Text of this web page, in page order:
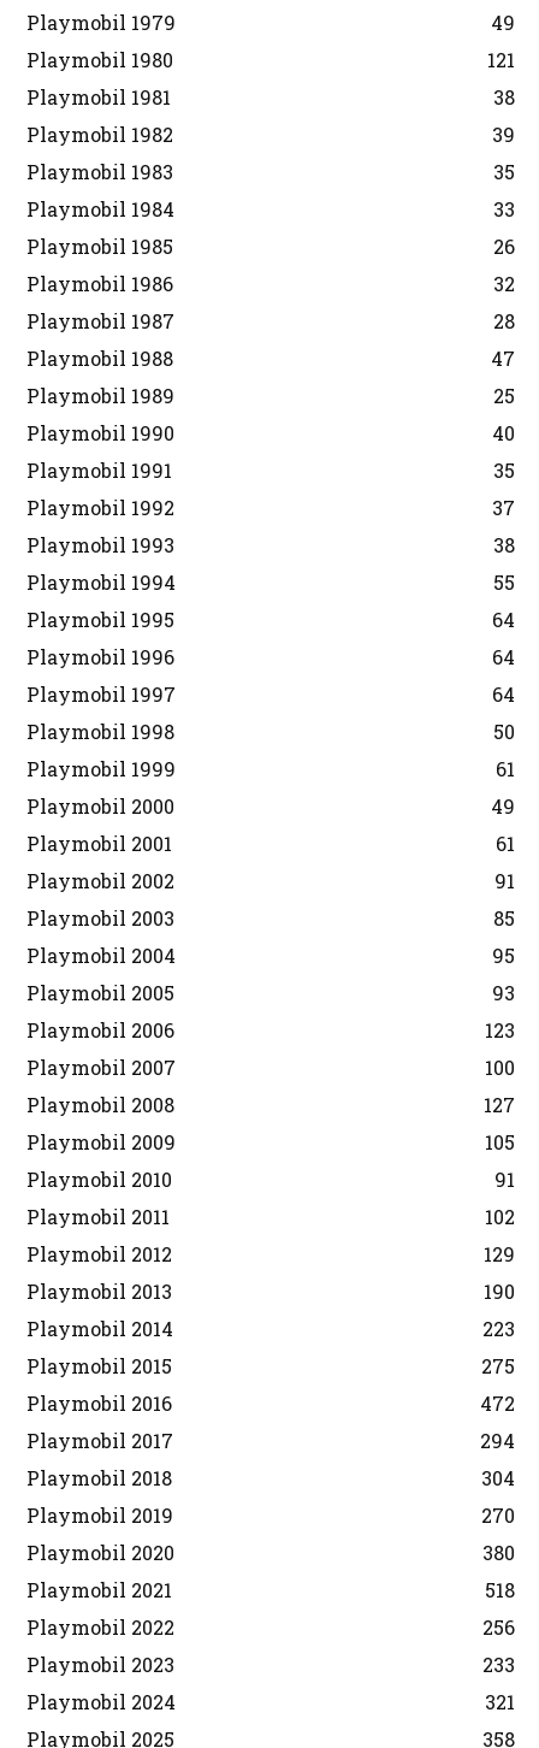
Playmobil 1979
49
Playmobil 1980
121
Playmobil 1981
38
Playmobil 1982
39
Playmobil 1983
35
Playmobil 1984
33
Playmobil 1985
26
Playmobil 1986
32
Playmobil 1987
28
Playmobil 1988
47
Playmobil 1989
25
Playmobil 1990
40
Playmobil 1991
35
Playmobil 1992
37
Playmobil 1993
38
Playmobil 1994
55
Playmobil 1995
64
Playmobil 1996
64
Playmobil 1997
64
Playmobil 1998
50
Playmobil 1999
61
Playmobil 2000
49
Playmobil 2001
61
Playmobil 2002
91
Playmobil 2003
85
Playmobil 2004
95
Playmobil 2005
93
Playmobil 2006
123
Playmobil 2007
100
Playmobil 2008
127
Playmobil 2009
105
Playmobil 2010
91
Playmobil 2011
102
Playmobil 2012
129
Playmobil 2013
190
Playmobil 2014
223
Playmobil 2015
275
Playmobil 2016
472
Playmobil 2017
294
Playmobil 2018
304
Playmobil 2019
270
Playmobil 2020
380
Playmobil 2021
518
Playmobil 2022
256
Playmobil 2023
233
Playmobil 2024
321
Playmobil 2025
358